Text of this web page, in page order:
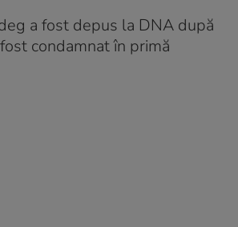
a fost depus la DNA după
condamnat în primă